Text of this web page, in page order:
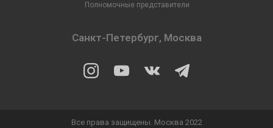
Полномочные представители
Санкт-Петербург, Москва
Все права защищены. Москва 2022